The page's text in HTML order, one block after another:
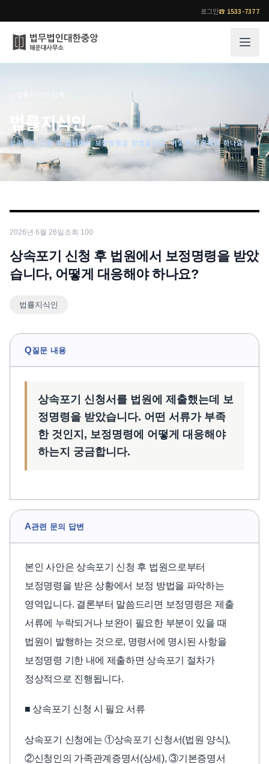
로그인☎ 1533-7377
오시는 길
통합검색
기업 인사이트
사례분석/최신동향
법률지식인
업무분야
전체
소식/자료
공지사항
뉴스레터/브로슈어
법률지식인
상속포기 신청 후 법원에서 보정명령을 받았습니다, 어떻게 대응해야 하나요?
2026년 6월 26일 조회 100
상속포기 신청 후 법원에서 보정명령을 받았
습니다, 어떻게 대응해야 하나요?
법률지식인
Q질문 내용
상속포기 신청서를 법원에 제출했는데 보
정명령을 받았습니다. 어떤 서류가 부족
한 것인지, 보정명령에 어떻게 대응해야
하는지 궁금합니다.
A관련 문의 답변
본인 사안은 상속포기 신청 후 법원으로부터
보정명령을 받은 상황에서 보정 방법을 파악하는
영역입니다. 결론부터 말씀드리면 보정명령은 제출
서류에 누락되거나 보완이 필요한 부분이 있을 때
법원이 발행하는 것으로, 명령서에 명시된 사항을
보정명령 기한 내에 제출하면 상속포기 절차가
정상적으로 진행됩니다.
■ 상속포기 신청 시 필요 서류
상속포기 신청에는 ①상속포기 신청서(법원 양식),
②신청인의 가족관계증명서(상세), ③기본증명서